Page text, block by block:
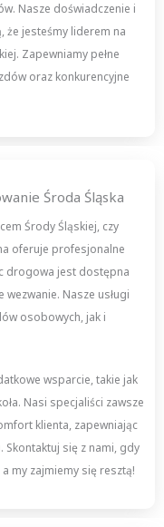
Nasze doświadczenie i
że jesteśmy liderem na
Zapewniamy pełne
oraz konkurencyjne
Środa Śląska
Środy Śląskiej, czy
oferuje profesjonalne
drogowa jest dostępna
Nasze usługi
osobowych, jak i
wsparcie, takie jak
Nasi specjaliści zawsze
klienta, zapewniając
się z nami, gdy
a my zajmiemy się resztą!